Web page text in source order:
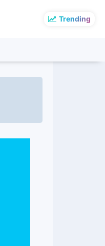
Trending